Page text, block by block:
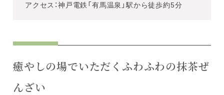
アクセス：神戸電鉄「有馬温泉」駅から徒歩約5分
癒やしの場でいただくふわふわの抹茶ぜ
んざい